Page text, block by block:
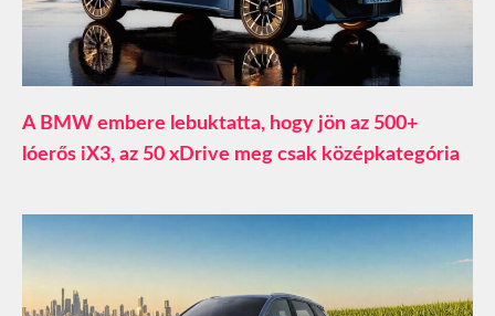
A BMW embere lebuktatta, hogy jön az 500+
lóerős iX3, az 50 xDrive meg csak középkategória